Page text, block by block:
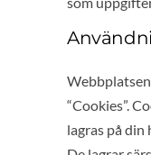
“Cookies”.
lagras på din